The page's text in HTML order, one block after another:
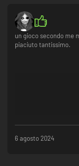
un gioco secondo me
piaciuto tantissimo.
6 agosto 2024